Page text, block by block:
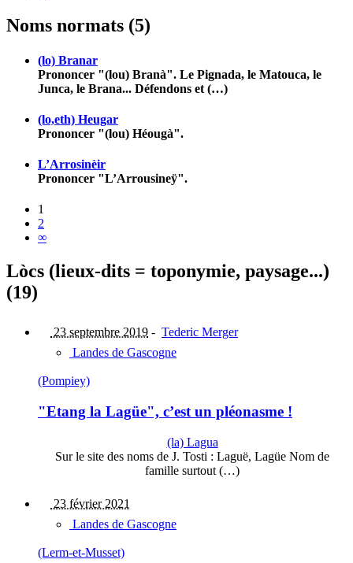
Noms normats (5)
(lo) Branar
Prononcer "(lou) Branà". Le Pignada, le Matouca, le
Junca, le Brana... Défendons et (…)
(lo,eth) Heugar
Prononcer "(lou) Héougà".
L’Arrosinèir
Prononcer "L’Arrousineÿ".
1
2
∞
Lòcs (lieux-dits = toponymie, paysage...)
(19)
23 septembre 2019 - Tederic Merger
Landes de Gascogne
(Pompiey)
"Etang la Lagüe", c’est un pléonasme !
(la) Lagua
Sur le site des noms de J. Tosti : Laguë, Lagüe Nom de
famille surtout (…)
23 février 2021
Landes de Gascogne
(Lerm-et-Musset)